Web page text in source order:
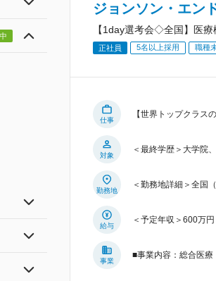
ジョンソン・エン
【1day選考会◇全国】医
正社員 5名以上採用 職種
仕事
【世界トップクラス
対象
＜最終学歴＞大学院
勤務地
＜勤務地詳細＞全国
給与
＜予定年収＞600万
事業
■事業内容：総合医